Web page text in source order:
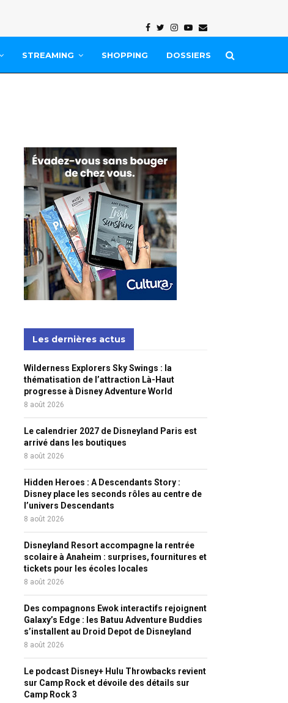
Facebook
Twitter
Instagram
Youtube
Email
STREAMING SHOPPING DOSSIERS
Les dernières actus
Wilderness Explorers Sky Swings : la
thématisation de l’attraction Là-Haut
progresse à Disney Adventure World
8 août 2026
Le calendrier 2027 de Disneyland Paris est
arrivé dans les boutiques
8 août 2026
Hidden Heroes : A Descendants Story :
Disney place les seconds rôles au centre de
l’univers Descendants
8 août 2026
Disneyland Resort accompagne la rentrée
scolaire à Anaheim : surprises, fournitures et
tickets pour les écoles locales
8 août 2026
Des compagnons Ewok interactifs rejoignent
Galaxy’s Edge : les Batuu Adventure Buddies
s’installent au Droid Depot de Disneyland
8 août 2026
Le podcast Disney+ Hulu Throwbacks revient
sur Camp Rock et dévoile des détails sur
Camp Rock 3